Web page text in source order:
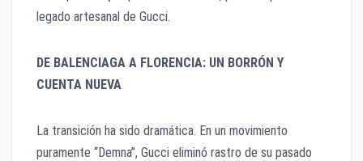
legado artesanal de Gucci.
DE BALENCIAGA A FLORENCIA: UN BORRÓN Y
CUENTA NUEVA
​La transición ha sido dramática. En un movimiento
puramente “Demna”, Gucci eliminó rastro de su pasado